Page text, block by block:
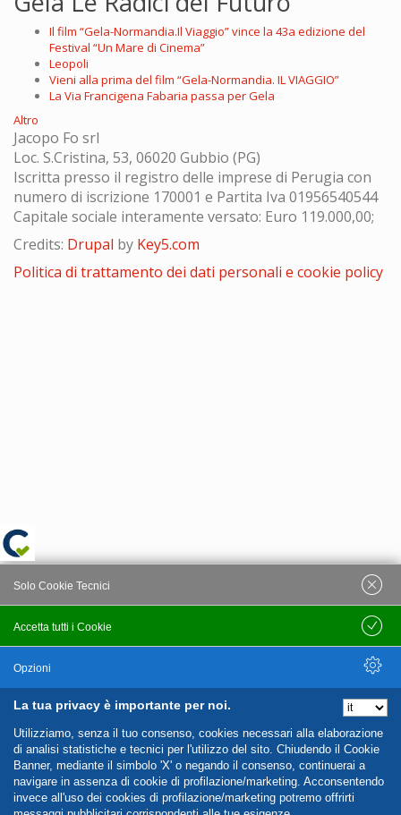
Il film “Gela-Normandia.Il Viaggio” vince la 43a edizione del
Festival “Un Mare di Cinema”
Leopoli
Vieni alla prima del film “Gela-Normandia. IL VIAGGIO”
La Via Francigena Fabaria passa per Gela
Altro
Jacopo Fo srl
Loc. S.Cristina, 53, 06020 Gubbio (PG)
Iscritta presso il registro delle imprese di Perugia con
numero di iscrizione 170001 e Partita Iva 01956540544
Capitale sociale interamente versato: Euro 119.000,00;
Credits: Drupal by Key5.com
Politica di trattamento dei dati personali e cookie policy
La tua privacy è importante per noi.
Utilizziamo, senza il tuo consenso, cookies necessari alla elaborazione
di analisi statistiche e tecnici per l'utilizzo del sito. Chiudendo il Cookie
Banner, mediante il simbolo 'X' o negando il consenso, continuerai a
navigare in assenza di cookie di profilazione/marketing. Acconsentendo
invece all'uso dei cookies di profilazione/marketing potremo offrirti
Accetta tutti i Cookie
Solo Cookie Tecnici
Salva
Opzioni
Nascondi Opzioni